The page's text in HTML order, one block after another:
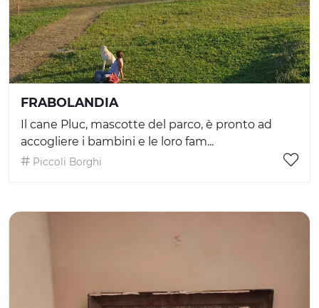
FRABOLANDIA
Il cane Pluc, mascotte del parco, è pronto ad
accogliere i bambini e le loro fam...
Piccoli Borghi